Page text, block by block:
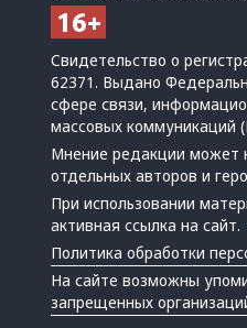
Свидетельство о
62371. Выдано
сфере связи,
массовых коммуникаций
Мнение редакции может
отдельных авторов и
При использовании
активная ссылка на сайт.
Политика обработки
На сайте возможны
запрещенных